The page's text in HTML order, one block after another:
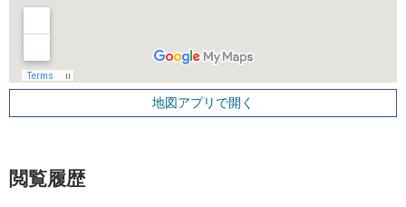
地図アプリで開く
閲覧履歴